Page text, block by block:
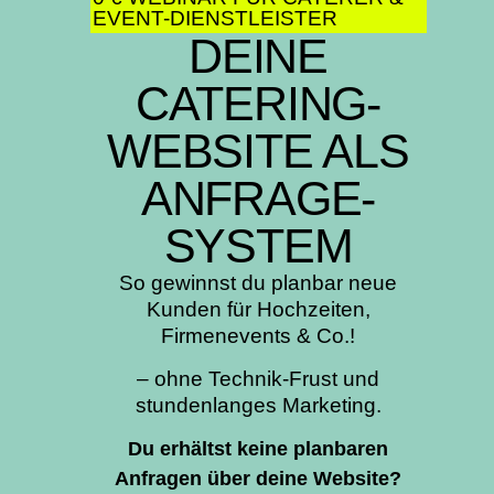
DEINE
CATERING-
WEBSITE ALS
ANFRAGE-
SYSTEM​
EVENT-DIENSTLEISTER​
So gewinnst du planbar neue
Kunden für Hochzeiten,
Firmenevents & Co.!
– ohne Technik-Frust und
stundenlanges Marketing.
Du erhältst keine planbaren
Anfragen über deine Website?